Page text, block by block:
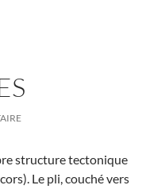
structure tectonique
Le pli, couché vers